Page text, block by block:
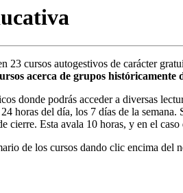
23 cursos autogestivos de carácter
acerca de grupos
donde podrás acceder a diversas
horas del día, los 7 días de la
cierre. Esta avala 10 horas, y en el
de los cursos dando clic encima del